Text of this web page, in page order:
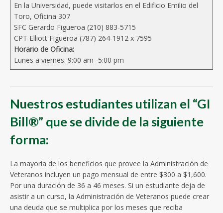
En la Universidad, puede visitarlos en el Edificio Emilio del
Toro, Oficina 307
SFC Gerardo Figueroa (210) 883-5715
CPT Elliott Figueroa (787) 264-1912 x 7595
Horario de Oficina:
Lunes a viernes: 9:00 am -5:00 pm
Nuestros estudiantes utilizan el “GI
Bill®” que se divide de la siguiente
forma:
La mayoría de los beneficios que provee la Administración de
Veteranos incluyen un pago mensual de entre $300 a $1,600.
Por una duración de 36 a 46 meses. Si un estudiante deja de
asistir a un curso, la Administración de Veteranos puede crear
una deuda que se multiplica por los meses que reciba